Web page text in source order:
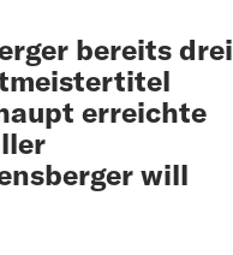
bereits drei
erreichte
will